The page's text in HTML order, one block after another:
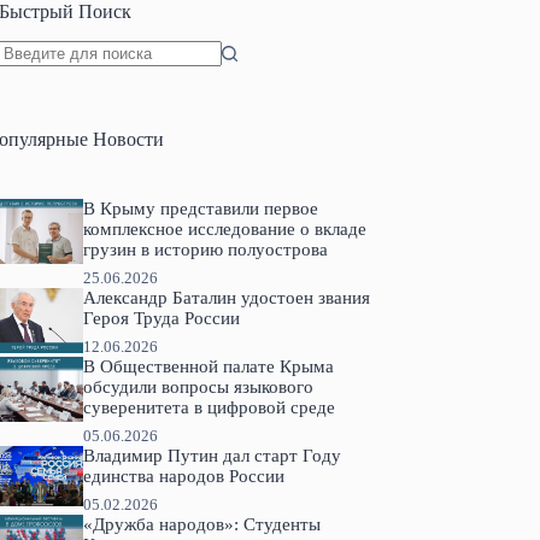
Быстрый Поиск
Новости
В Крыму представили первое
комплексное исследование о вкладе
грузин в историю полуострова
25.06.2026
Александр Баталин удостоен звания
Героя Труда России
12.06.2026
В Общественной палате Крыма
обсудили вопросы языкового
суверенитета в цифровой среде
05.06.2026
Владимир Путин дал старт Году
единства народов России
05.02.2026
«Дружба народов»: Студенты